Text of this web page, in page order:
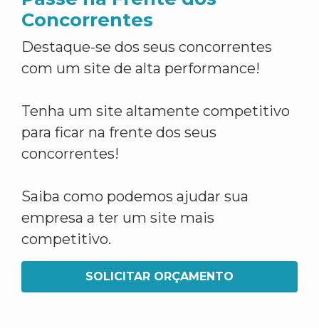
Concorrentes
Destaque-se dos seus concorrentes
com um site de alta performance!
Tenha um site altamente competitivo
para ficar na frente dos seus
concorrentes!
Saiba como podemos ajudar sua
empresa a ter um site mais
competitivo.
SOLICITAR ORÇAMENTO